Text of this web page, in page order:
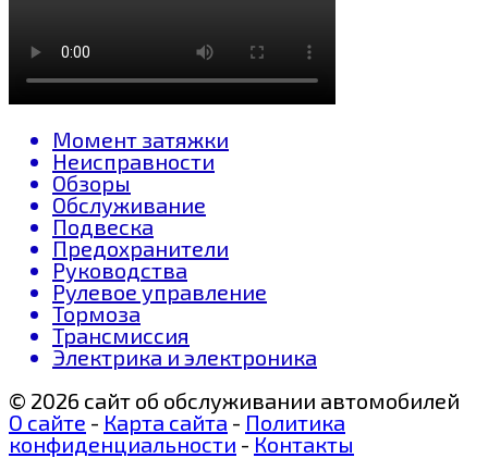
Момент затяжки
Неисправности
Обзоры
Обслуживание
Подвеска
Предохранители
Руководства
Рулевое управление
Тормоза
Трансмиссия
Электрика и электроника
© 2026 сайт об обслуживании автомобилей
О сайте - Карта сайта - Политика
конфиденциальности - Контакты